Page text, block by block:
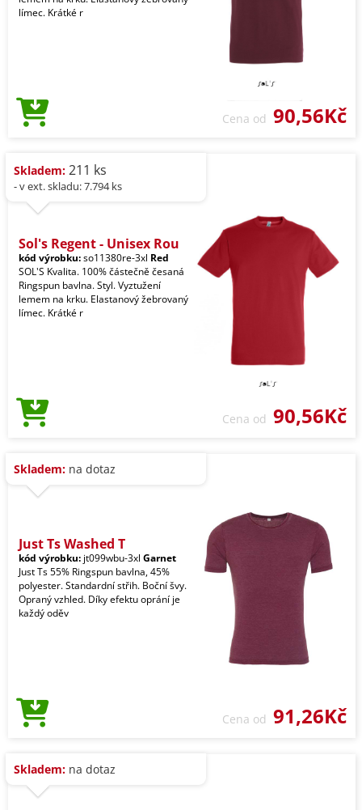
límec. Krátké r
Cena od 90,56Kč
Skladem: 211 ks
- v ext. skladu: 7.794 ks
Sol's Regent - Unisex Rou
kód výrobku:so11380re-3xl Red
SOL'S Kvalita. 100% částečně česaná
Ringspun bavlna. Styl. Vyztužení
lemem na krku. Elastanový žebrovaný
límec. Krátké r
Cena od 90,56Kč
Skladem: na dotaz
Just Ts Washed T
kód výrobku: jt099wbu-3xl Garnet
Just Ts 55% Ringspun bavlna, 45%
polyester. Standardní střih. Boční švy.
Opraný vzhled. Díky efektu oprání je
každý oděv
Cena od 91,26Kč
Skladem: na dotaz